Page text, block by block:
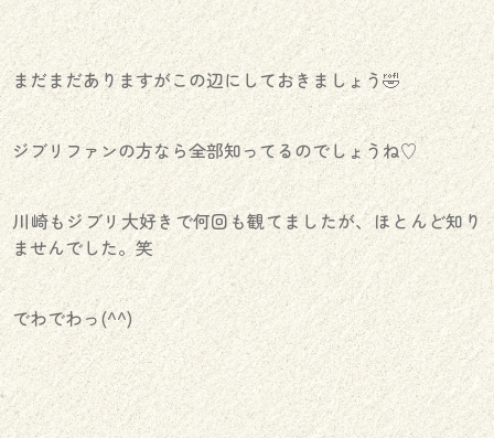
まだまだありますがこの辺にしておきましょう🤣
ジブリファンの方なら全部知ってるのでしょうね♡
川崎もジブリ大好きで何回も観てましたが、ほとんど知り
ませんでした。笑
でわでわっ(^^)